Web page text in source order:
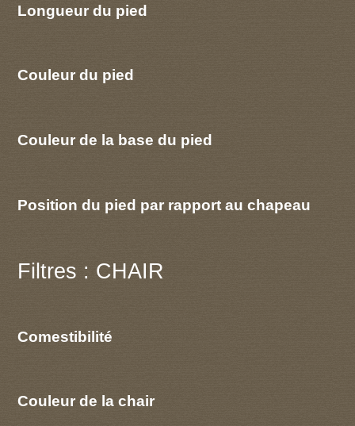
Longueur du pied
Couleur du pied
Couleur de la base du pied
Position du pied par rapport au chapeau
Filtres : CHAIR
Comestibilité
Couleur de la chair